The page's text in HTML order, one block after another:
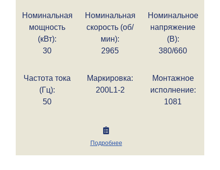
Номинальная
мощность
(кВт):
30
Номинальная
скорость (об/
мин):
2965
Номинальное
напряжение
(В):
380/660
Частота тока
(Гц):
50
Маркировка:
200L1-2
Монтажное
исполнение:
1081
Подробнее